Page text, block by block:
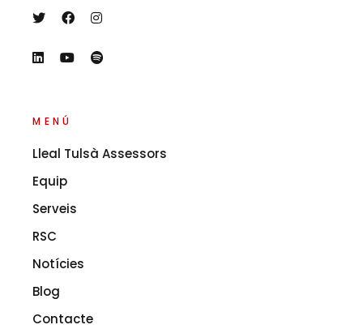
MENÚ
Lleal Tulsà Assessors
Equip
Serveis
RSC
Notícies
Blog
Contacte